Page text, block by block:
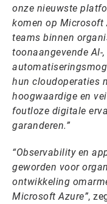
onze nieuwste
komen op Microsoft
teams binnen
toonaangevende AI-
hun cloudoperaties
hoogwaardige en
foutloze digitale
garanderen.”
“Observability en
geworden voor
ontwikkeling
Microsoft Azure”,